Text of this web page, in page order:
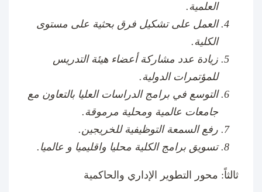
العلمية.
العمل على تشكيل فرق بحثية على مستوى
الكلية.
زيادة عدد مشاركة أعضاء هيئة التدريس
للمؤتمرات الدولية.
التوسع في برامج الدراسات العليا بالتعاون مع
جامعات عالمية ومحلية مرموقة.
رفع السمعة التوظيفية للخريجين.
تسويق برامج الكلية محليا واقليميا و عالميا.
ثالثاً: محور التطوير الإداري والحاكمية